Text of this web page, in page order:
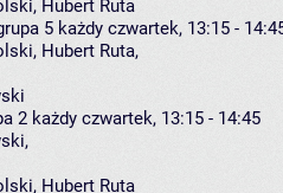
Hubert Ruta
5 każdy czwartek, 13:15 -
, Hubert Ruta,
2 każdy czwartek, 13:15 - 14:45
,
Hubert Ruta